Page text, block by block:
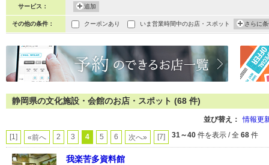
サービス： 追加
その他の条件： クーポンあり いま営業時間中のお店・スポット さらに
静岡県の文化施設・会館のお店・スポット (68 件)
並び替え： 情報更
[1] «前へ 2 3 4 5 6 次へ» [7] 31～40 件を表示 / 全 68 件
我楽苦多資料館